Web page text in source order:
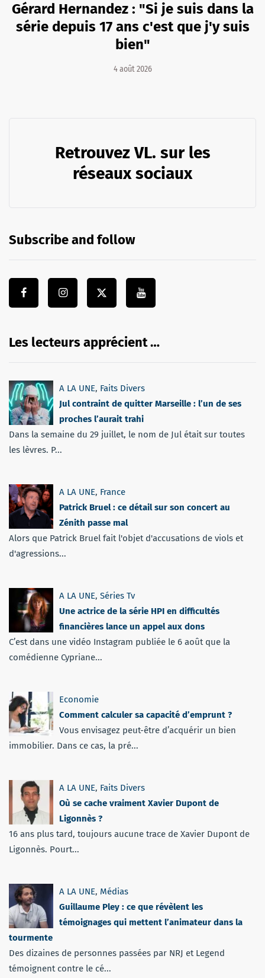
Gérard Hernandez : "Si je suis dans la
série depuis 17 ans c'est que j'y suis
bien"
4 août 2026
Retrouvez VL. sur les
réseaux sociaux
Subscribe and follow
Les lecteurs apprécient …
A LA UNE, Faits Divers
Jul contraint de quitter Marseille : l’un de ses
proches l’aurait trahi
Dans la semaine du 29 juillet, le nom de Jul était sur toutes
les lèvres. P...
A LA UNE, France
Patrick Bruel : ce détail sur son concert au
Zénith passe mal
Alors que Patrick Bruel fait l'objet d'accusations de viols et
d'agressions...
A LA UNE, Séries Tv
Une actrice de la série HPI en difficultés
financières lance un appel aux dons
C’est dans une vidéo Instagram publiée le 6 août que la
comédienne Cypriane...
Economie
Comment calculer sa capacité d’emprunt ?
Vous envisagez peut-être d’acquérir un bien
immobilier. Dans ce cas, la pré...
A LA UNE, Faits Divers
Où se cache vraiment Xavier Dupont de
Ligonnès ?
16 ans plus tard, toujours aucune trace de Xavier Dupont de
Ligonnès. Pourt...
A LA UNE, Médias
Guillaume Pley : ce que révèlent les
témoignages qui mettent l’animateur dans la
tourmente
Des dizaines de personnes passées par NRJ et Legend
témoignent contre le cé...